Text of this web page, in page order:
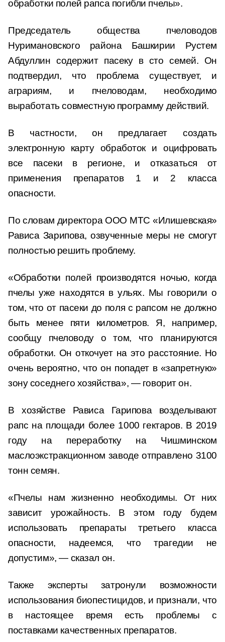
обработки полей рапса погибли пчелы».
Председатель общества пчеловодов
Нуримановского района Башкирии Рустем
Абдуллин содержит пасеку в сто семей. Он
подтвердил, что проблема существует, и
аграриям, и пчеловодам, необходимо
выработать совместную программу действий.
В частности, он предлагает создать
электронную карту обработок и оцифровать
все пасеки в регионе, и отказаться от
применения препаратов 1 и 2 класса
опасности.
По словам директора ООО МТС «Илишевская»
Рависа Зарипова, озвученные меры не смогут
полностью решить проблему.
«Обработки полей производятся ночью, когда
пчелы уже находятся в ульях. Мы говорили о
том, что от пасеки до поля с рапсом не должно
быть менее пяти километров. Я, например,
сообщу пчеловоду о том, что планируются
обработки. Он откочует на это расстояние. Но
очень вероятно, что он попадет в «запретную»
зону соседнего хозяйства», — говорит он.
В хозяйстве Рависа Гарипова возделывают
рапс на площади более 1000 гектаров. В 2019
году на переработку на Чишминском
маслоэкстракционном заводе отправлено 3100
тонн семян.
«Пчелы нам жизненно необходимы. От них
зависит урожайность. В этом году будем
использовать препараты третьего класса
опасности, надеемся, что трагедии не
допустим», — сказал он.
Также эксперты затронули возможности
использования биопестицидов, и признали, что
в настоящее время есть проблемы с
поставками качественных препаратов.